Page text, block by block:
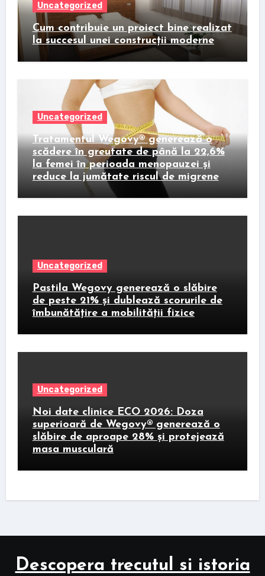
Uncategorized
Cum contribuie un proiect bine realizat
la succesul unei construcții moderne
Uncategorized
Tratamentul Wegovy® generează o
scădere în greutate de până la 22,6%
la femei în perioada menopauzei și
reduce la jumătate riscul de migrene
Uncategorized
Pastila Wegovy generează o slăbire
de peste 21% și dublează scorurile de
îmbunătățire a mobilității fizice
Uncategorized
Noi date clinice ECO 2026: Doza
superioară de Wegovy® generează o
slăbire de aproape 28% și protejează
masa musculară
Descopera trecutul si istoria